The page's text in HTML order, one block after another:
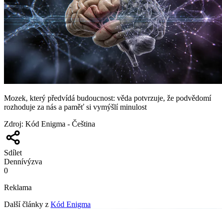
Mozek, který předvídá budoucnost: věda potvrzuje, že podvědomí
rozhoduje za nás a paměť si vymýšlí minulost
Zdroj: Kód Enigma - Čeština
Sdílet
Dennívýzva
0
Reklama
Další články z Kód Enigma